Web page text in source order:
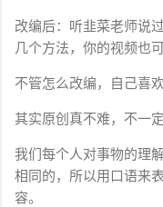
改编后：听韭菜老师说
几个方法，你的视频也
不管怎么改编，自己喜
其实原创真不难，不一定
我们每个人对事物的理
相同的，所以用口语来
容。